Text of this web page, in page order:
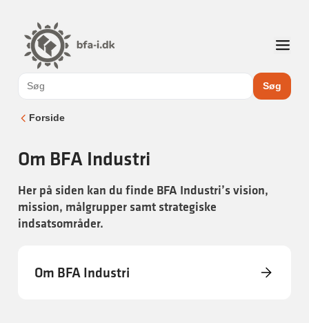
Søg
Forside
Om BFA Industri
Her på siden kan du finde BFA Industri’s vision,
mission, målgrupper samt strategiske
indsatsområder.
Om BFA Industri